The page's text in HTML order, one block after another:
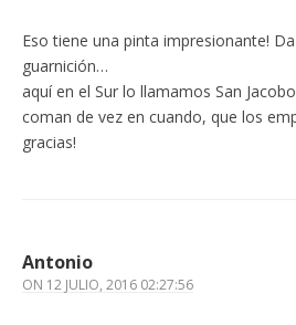
Eso tiene una pinta impresionante!
guarnición…
aquí en el Sur lo llamamos San
coman de vez en cuando, que los
gracias!
Antonio
ON 12 JULIO, 2016 02:27:56